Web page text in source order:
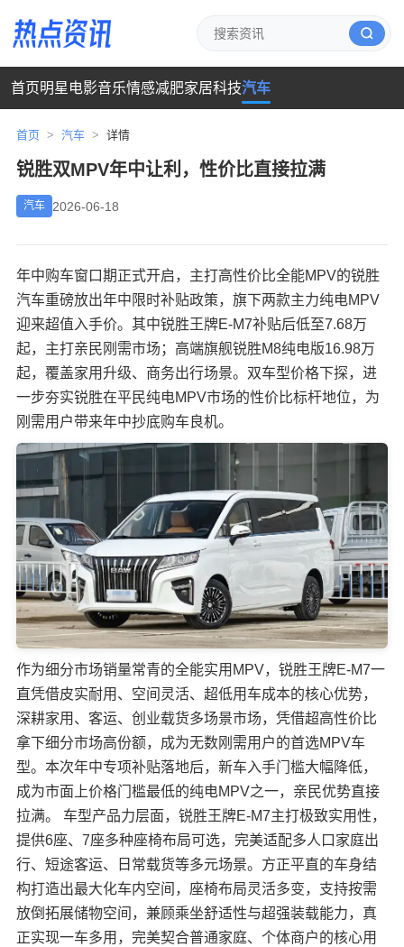
首页明星 电影音乐情感减肥家居科技汽车
首页 > 汽车 > 详情
锐胜双MPV年中让利，性价比直接拉满
汽车 2026-06-18
年中购车窗口期正式开启，主打高性价比全能MPV的锐胜
汽车重磅放出年中限时补贴政策，旗下两款主力纯电MPV
迎来超值入手价。其中锐胜王牌E-M7补贴后低至7.68万
起，主打亲民刚需市场；高端旗舰锐胜M8纯电版16.98万
起，覆盖家用升级、商务出行场景。双车型价格下探，进
一步夯实锐胜在平民纯电MPV市场的性价比标杆地位，为
刚需用户带来年中抄底购车良机。
作为细分市场销量常青的全能实用MPV，锐胜王牌E-M7一
直凭借皮实耐用、空间灵活、超低用车成本的核心优势，
深耕家用、客运、创业载货多场景市场，凭借超高性价比
拿下细分市场高份额，成为无数刚需用户的首选MPV车
型。本次年中专项补贴落地后，新车入手门槛大幅降低，
成为市面上价格门槛最低的纯电MPV之一，亲民优势直接
拉满。 车型产品力层面，锐胜王牌E-M7主打极致实用性，
提供6座、7座多种座椅布局可选，完美适配多人口家庭出
行、短途客运、日常载货等多元场景。方正平直的车身结
构打造出最大化车内空间，座椅布局灵活多变，支持按需
放倒拓展储物空间，兼顾乘坐舒适性与超强装载能力，真
正实现一车多用，完美契合普通家庭、个体商户的核心用